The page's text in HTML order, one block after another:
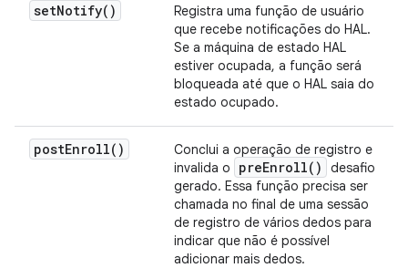
setNotify( )
Registra uma função de usuário
que recebe notificações do HAL.
Se a máquina de estado HAL
estiver ocupada, a função será
bloqueada até que o HAL saia do
estado ocupado.
postEnroll( )
Conclui a operação de registro e
invalida o
preEnroll( )
desafio
gerado. Essa função precisa ser
chamada no final de uma sessão
de registro de vários dedos para
indicar que não é possível
adicionar mais dedos.